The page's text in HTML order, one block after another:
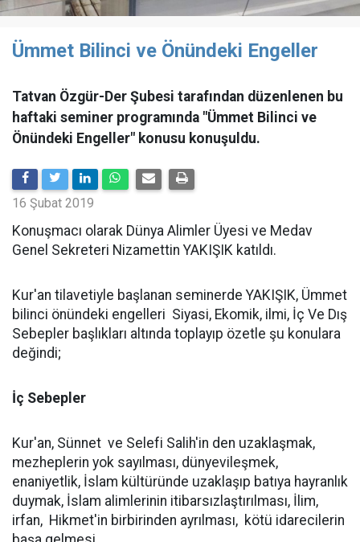
Ümmet Bilinci ve Önündeki Engeller
Tatvan Özgür-Der Şubesi tarafından düzenlenen bu
haftaki seminer programında "Ümmet Bilinci ve
Önündeki Engeller" konusu konuşuldu.
16 Şubat 2019
Konuşmacı olarak Dünya Alimler Üyesi ve Medav
Genel Sekreteri Nizamettin YAKIŞIK katıldı.
Kur'an tilavetiyle başlanan seminerde YAKIŞIK, Ümmet
bilinci önündeki engelleri Siyasi, Ekomik, ilmi, İç Ve Dış
Sebepler başlıkları altında toplayıp özetle şu konulara
değindi;
İç Sebepler
Kur'an, Sünnet ve Selefi Salih'in den uzaklaşmak,
mezheplerin yok sayılması, dünyevileşmek,
enaniyetlik, İslam kültüründe uzaklaşıp batıya hayranlık
duymak, İslam alimlerinin itibarsızlaştırılması, İlim,
irfan, Hikmet'in birbirinden ayrılması, kötü idarecilerin